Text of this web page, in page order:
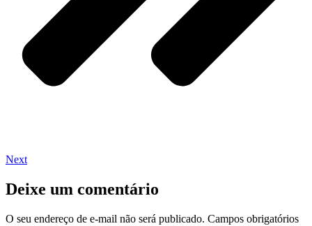
Next
Deixe um comentário
O seu endereço de e-mail não será publicado. Campos obrigatórios